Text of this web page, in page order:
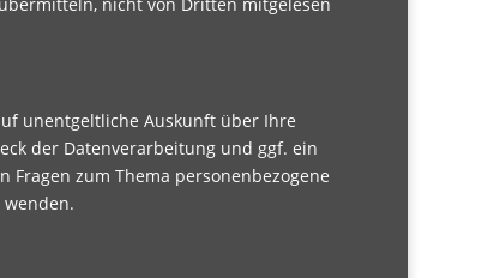
unentgeltliche Auskunft über Ihre
der Datenverarbeitung und ggf. ein
Fragen zum Thema personenbezogene